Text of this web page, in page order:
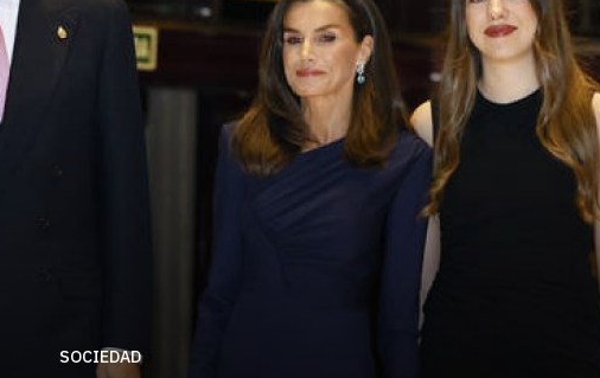
SOCIEDAD